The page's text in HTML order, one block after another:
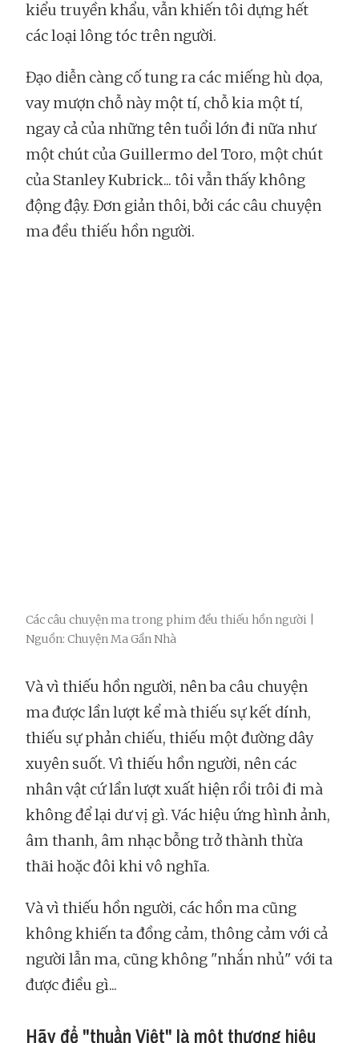
kiểu truyền khẩu, vẫn khiến tôi dựng hết
các loại lông tóc trên người.
Đạo diễn càng cố tung ra các miếng hù dọa,
vay mượn chỗ này một tí, chỗ kia một tí,
ngay cả của những tên tuổi lớn đi nữa như
một chút của Guillermo del Toro, một chút
của Stanley Kubrick... tôi vẫn thấy không
động đậy. Đơn giản thôi, bởi các câu chuyện
ma đều thiếu hồn người.
Các câu chuyện ma trong phim đều thiếu hồn người |
Nguồn: Chuyện Ma Gần Nhà
Và vì thiếu hồn người, nên ba câu chuyện
ma được lần lượt kể mà thiếu sự kết dính,
thiếu sự phản chiếu, thiếu một đường dây
xuyên suốt. Vì thiếu hồn người, nên các
nhân vật cứ lần lượt xuất hiện rồi trôi đi mà
không để lại dư vị gì. Vác hiệu ứng hình ảnh,
âm thanh, âm nhạc bỗng trở thành thừa
thãi hoặc đôi khi vô nghĩa.
Và vì thiếu hồn người, các hồn ma cũng
không khiến ta đồng cảm, thông cảm với cả
người lẫn ma, cũng không "nhắn nhủ" với ta
được điều gì...
Hãy để "thuần Việt" là một thương hiệu